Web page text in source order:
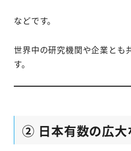
などです。
世界中の研究機関や企業とも
す。
② 日本有数の広大